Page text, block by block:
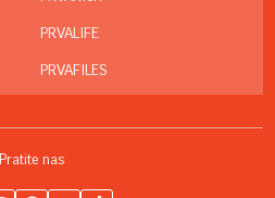
PRVALIFE
PRVAFILES
Pratite nas